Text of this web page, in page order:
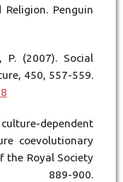
Penguin
P. (2007). Social
450, 557-559.
dependent
coevolutionary
the Royal Society
900.